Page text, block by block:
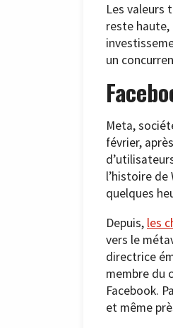
Les valeurs
reste haute,
un
Meta,
février,
l’histoire
quelques
Depuis, les
vers le
directrice
membre du
Facebook.
et même